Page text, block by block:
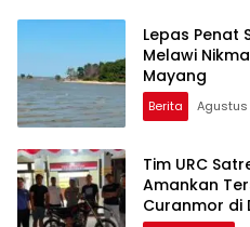
Lepas Penat
Melawi
Mayang
Berita Agustus
Tim URC
Amankan
Curanmor di